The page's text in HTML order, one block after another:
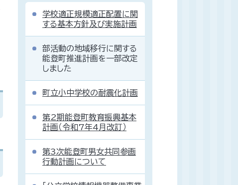
学校適正規模適正配置に関
する基本方針及び実施計画
部活動の地域移行に関する
能登町推進計画を一部改定
しました
町立小中学校の耐震化計画
第2期能登町教育振興基本
計画（令和7年4月改訂）
第3次能登町男女共同参画
行動計画について